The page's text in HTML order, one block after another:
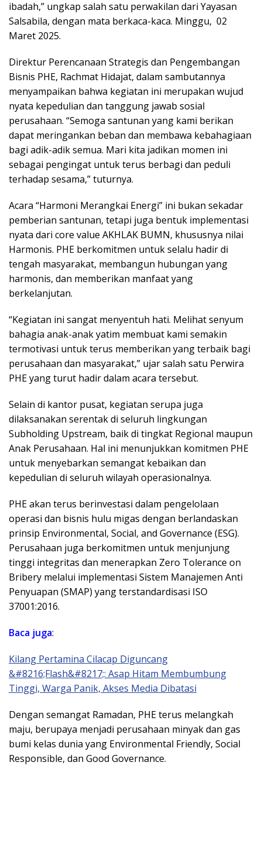
ibadah,” ungkap salah satu perwakilan dari Yayasan
Salsabila, dengan mata berkaca-kaca. Minggu, 02
Maret 2025.
Direktur Perencanaan Strategis dan Pengembangan
Bisnis PHE, Rachmat Hidajat, dalam sambutannya
menyampaikan bahwa kegiatan ini merupakan wujud
nyata kepedulian dan tanggung jawab sosial
perusahaan. “Semoga santunan yang kami berikan
dapat meringankan beban dan membawa kebahagiaan
bagi adik-adik semua. Mari kita jadikan momen ini
sebagai pengingat untuk terus berbagi dan peduli
terhadap sesama,” tuturnya.
Acara “Harmoni Merangkai Energi” ini bukan sekadar
pemberian santunan, tetapi juga bentuk implementasi
nyata dari core value AKHLAK BUMN, khususnya nilai
Harmonis. PHE berkomitmen untuk selalu hadir di
tengah masyarakat, membangun hubungan yang
harmonis, dan memberikan manfaat yang
berkelanjutan.
“Kegiatan ini sangat menyentuh hati. Melihat senyum
bahagia anak-anak yatim membuat kami semakin
termotivasi untuk terus memberikan yang terbaik bagi
perusahaan dan masyarakat,” ujar salah satu Perwira
PHE yang turut hadir dalam acara tersebut.
Selain di kantor pusat, kegiatan serupa juga
dilaksanakan serentak di seluruh lingkungan
Subholding Upstream, baik di tingkat Regional maupun
Anak Perusahaan. Hal ini menunjukkan komitmen PHE
untuk menyebarkan semangat kebaikan dan
kepedulian di seluruh wilayah operasionalnya.
PHE akan terus berinvestasi dalam pengelolaan
operasi dan bisnis hulu migas dengan berlandaskan
prinsip Environmental, Social, and Governance (ESG).
Perusahaan juga berkomitmen untuk menjunjung
tinggi integritas dan menerapkan Zero Tolerance on
Bribery melalui implementasi Sistem Manajemen Anti
Penyuapan (SMAP) yang terstandardisasi ISO
37001:2016.
Baca juga:
Kilang Pertamina Cilacap Diguncang
&#8216;Flash&#8217;: Asap Hitam Membumbung
Tinggi, Warga Panik, Akses Media Dibatasi
Dengan semangat Ramadan, PHE terus melangkah
maju, berupaya menjadi perusahaan minyak dan gas
bumi kelas dunia yang Environmental Friendly, Social
Responsible, dan Good Governance.